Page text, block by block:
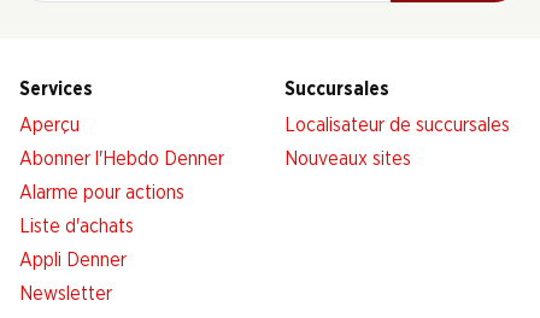
Services
Aperçu
Abonner l'Hebdo Denner
Alarme pour actions
Liste d'achats
Appli Denner
Newsletter
Succursales
Localisateur de succursales
Nouveaux sites